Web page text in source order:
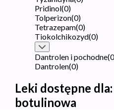
Pridinol(0)
Tolperizon(0)
Tetrazepam(0)
Tiokolchikozyd(0)
Dantrolen i pochodne(0
Dantrolen(0)
Leki dostępne dla:
botulinowa